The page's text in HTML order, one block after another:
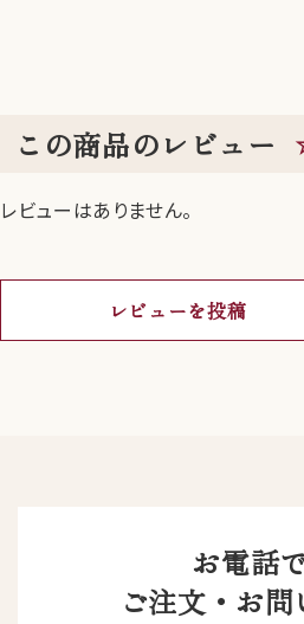
この商品のレビュー
レビューはありません。
レビューを投稿
お電話
ご注文・お